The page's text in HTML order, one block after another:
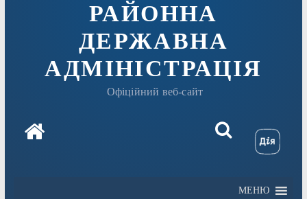
РАЙОННА
ДЕРЖАВНА
АДМІНІСТРАЦІЯ
Офіційний веб-сайт
МЕНЮ